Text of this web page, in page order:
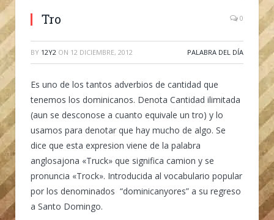
Tro 0
BY 12Y2 ON 12 DICIEMBRE, 2012 PALABRA DEL DÍA
Es uno de los tantos adverbios de cantidad que
tenemos los dominicanos. Denota Cantidad ilimitada
(aun se desconose a cuanto equivale un tro) y lo
usamos para denotar que hay mucho de algo. Se
dice que esta expresion viene de la palabra
anglosajona «Truck» que significa camion y se
pronuncia «Trock». Introducida al vocabulario popular
por los denominados “dominicanyores” a su regreso
a Santo Domingo.